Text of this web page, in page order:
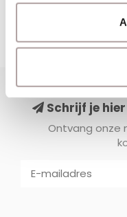
Schrijf je
Ontvang onze